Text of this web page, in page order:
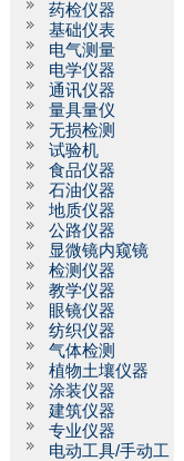
药检仪器
基础仪表
电气测量
电学仪器
通讯仪器
量具量仪
无损检测
试验机
食品仪器
石油仪器
地质仪器
公路仪器
显微镜内窥镜
检测仪器
教学仪器
眼镜仪器
纺织仪器
气体检测
植物土壤仪器
涂装仪器
建筑仪器
专业仪器
电动工具/手动工